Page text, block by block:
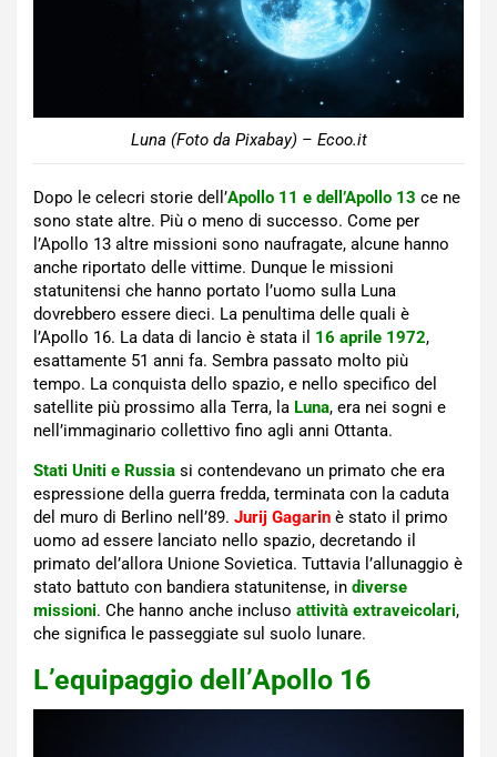
Luna (Foto da Pixabay) – Ecoo.it
Dopo le celecri storie dell’Apollo 11 e dell’Apollo 13 ce ne
sono state altre. Più o meno di successo. Come per
l’Apollo 13 altre missioni sono naufragate, alcune hanno
anche riportato delle vittime. Dunque le missioni
statunitensi che hanno portato l’uomo sulla Luna
dovrebbero essere dieci. La penultima delle quali è
l’Apollo 16. La data di lancio è stata il 16 aprile 1972,
esattamente 51 anni fa. Sembra passato molto più
tempo. La conquista dello spazio, e nello specifico del
satellite più prossimo alla Terra, la Luna, era nei sogni e
nell’immaginario collettivo fino agli anni Ottanta.
Stati Uniti e Russia si contendevano un primato che era
espressione della guerra fredda, terminata con la caduta
del muro di Berlino nell’89. Jurij Gagarin è stato il primo
uomo ad essere lanciato nello spazio, decretando il
primato del’allora Unione Sovietica. Tuttavia l’allunaggio è
stato battuto con bandiera statunitense, in diverse
missioni. Che hanno anche incluso attività extraveicolari,
che significa le passeggiate sul suolo lunare.
L’equipaggio dell’Apollo 16